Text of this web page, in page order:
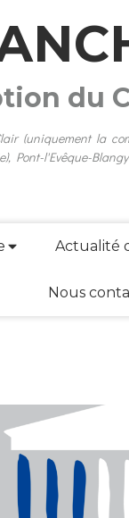
du
(uniquement la
Pont-l'Evêque-
Actualité
Nous